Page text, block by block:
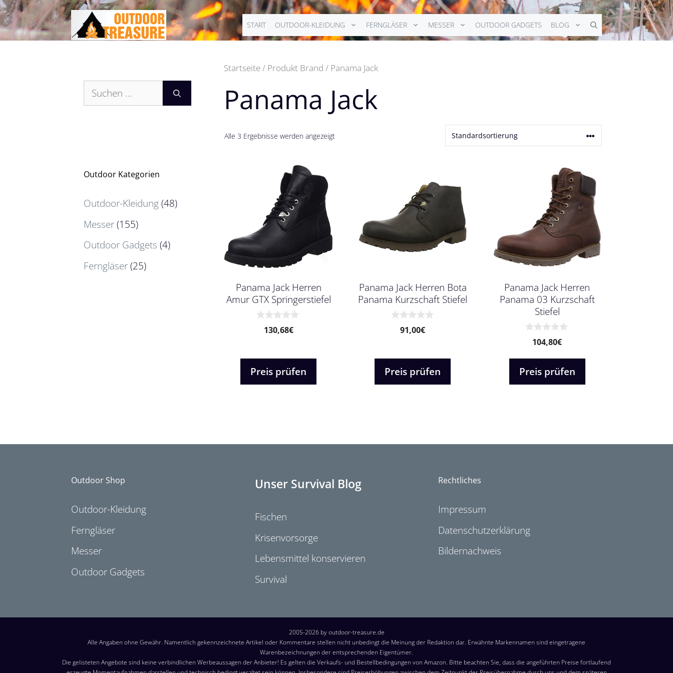
Zum
Inhalt
springen
START OUTDOOR-KLEIDUNG FERNGLÄSER MESSER OUTDOOR GADGETS BLOG
Startseite/ Produkt Brand / Panama Jack
Panama Jack
Alle 3 Ergebnisse werden angezeigt
Panama Jack Herren
Amur GTX Springerstiefel
5
130,68€
Preis prüfen
Panama Jack Herren Bota
Panama Kurzschaft Stiefel
5
91,00€
Preis prüfen
Panama Jack Herren
Panama 03 Kurzschaft
Stiefel
5
104,80€
Preis prüfen
Suchen
nach:
Outdoor Kategorien
Outdoor-Kleidung(48)
Messer(155)
Outdoor Gadgets (4)
Ferngläser(25)
Outdoor Shop
Outdoor-Kleidung
Ferngläser
Messer
Outdoor Gadgets
Unser Survival Blog
Fischen
Krisenvorsorge
Lebensmittel konservieren
Survival
Rechtliches
Impressum
Datenschutzerklärung
Bildernachweis
2005-2026 by outdoor-treasure.de
Alle Angaben ohne Gewähr. Namentlich gekennzeichnete Artikel oder Kommentare stellen nicht unbedingt die Meinung der Redaktion dar. Erwähnte Markennamen sind eingetragene
Warenbezeichnungen der entsprechenden Eigentümer.
Die gelisteten Angebote sind keine verbindlichen Werbeaussagen der Anbieter! Es gelten die Verkaufs- und Bestellbedingungen von Amazon. Bitte beachten Sie, dass die angeführten Preise fortlaufend